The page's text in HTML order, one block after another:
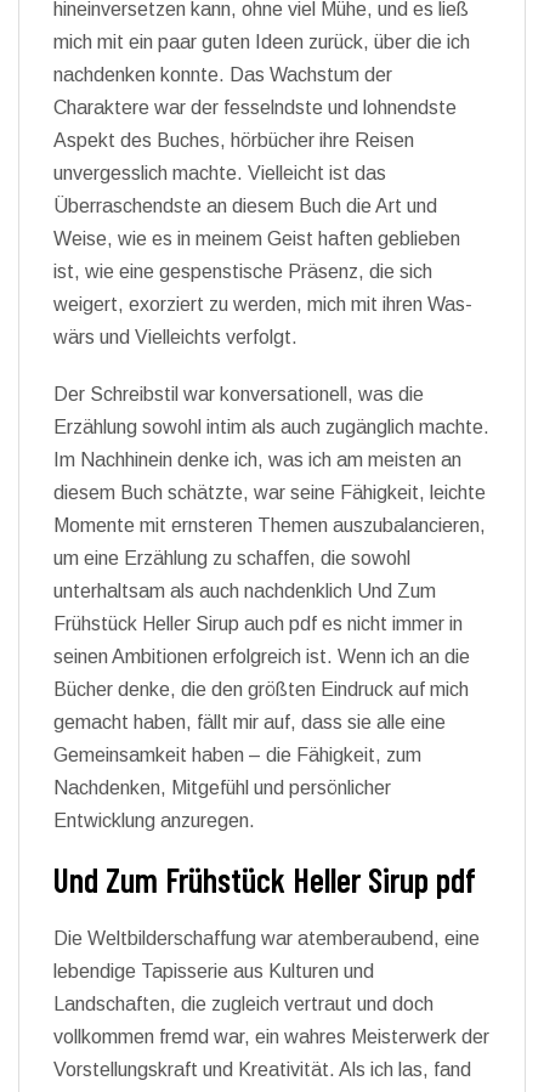
hineinversetzen kann, ohne viel Mühe, und es ließ
mich mit ein paar guten Ideen zurück, über die ich
nachdenken konnte. Das Wachstum der
Charaktere war der fesselndste und lohnendste
Aspekt des Buches, hörbücher ihre Reisen
unvergesslich machte. Vielleicht ist das
Überraschendste an diesem Buch die Art und
Weise, wie es in meinem Geist haften geblieben
ist, wie eine gespenstische Präsenz, die sich
weigert, exorziert zu werden, mich mit ihren Was-
wärs und Vielleichts verfolgt.
Der Schreibstil war konversationell, was die
Erzählung sowohl intim als auch zugänglich machte.
Im Nachhinein denke ich, was ich am meisten an
diesem Buch schätzte, war seine Fähigkeit, leichte
Momente mit ernsteren Themen auszubalancieren,
um eine Erzählung zu schaffen, die sowohl
unterhaltsam als auch nachdenklich Und Zum
Frühstück Heller Sirup auch pdf es nicht immer in
seinen Ambitionen erfolgreich ist. Wenn ich an die
Bücher denke, die den größten Eindruck auf mich
gemacht haben, fällt mir auf, dass sie alle eine
Gemeinsamkeit haben – die Fähigkeit, zum
Nachdenken, Mitgefühl und persönlicher
Entwicklung anzuregen.
Und Zum Frühstück Heller Sirup pdf
Die Weltbilderschaffung war atemberaubend, eine
lebendige Tapisserie aus Kulturen und
Landschaften, die zugleich vertraut und doch
vollkommen fremd war, ein wahres Meisterwerk der
Vorstellungskraft und Kreativität. Als ich las, fand